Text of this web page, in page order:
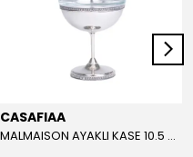
CASAFIAA
MALMAISON AYAKLI KASE 10.5 CM